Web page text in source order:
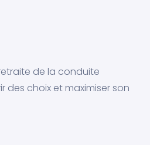
de la conduite
des choix et maximiser son